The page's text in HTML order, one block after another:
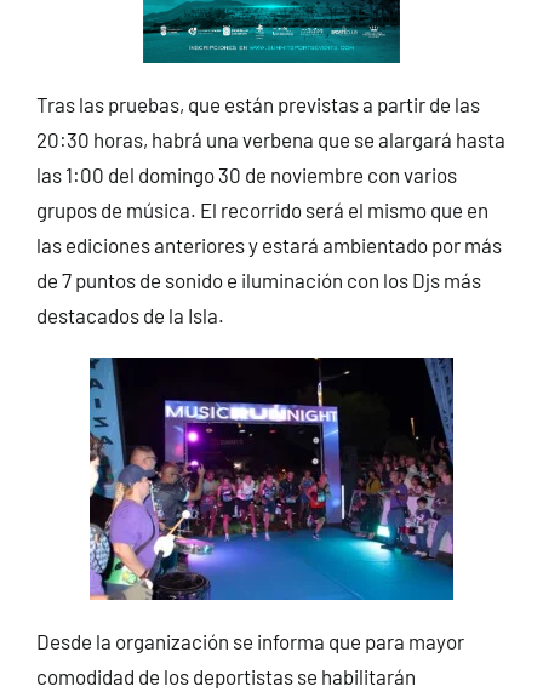
Tras las pruebas, que están previstas a partir de las
20:30 horas, habrá una verbena que se alargará hasta
las 1:00 del domingo 30 de noviembre con varios
grupos de música. El recorrido será el mismo que en
las ediciones anteriores y estará ambientado por más
de 7 puntos de sonido e iluminación con los Djs más
destacados de la Isla.
Desde la organización se informa que para mayor
comodidad de los deportistas se habilitarán